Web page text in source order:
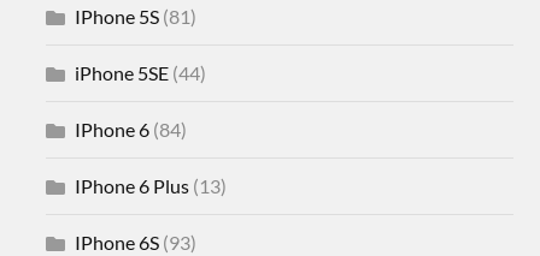
IPhone 5S (81)
iPhone 5SE (44)
IPhone 6 (84)
IPhone 6 Plus (13)
IPhone 6S (93)